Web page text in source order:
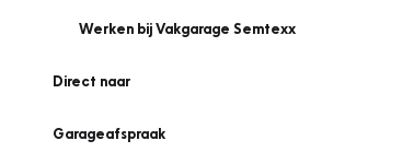
Werken bij Vakgarage Semtexx
Direct naar
Garageafspraak